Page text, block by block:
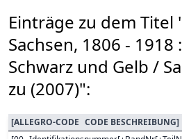
Einträge zu dem Titel
Sachsen, 1806 -
Schwarz und Gelb /
zu (2007)":
[ALLEGRO-CODE CODE BESCHREIBUNG]